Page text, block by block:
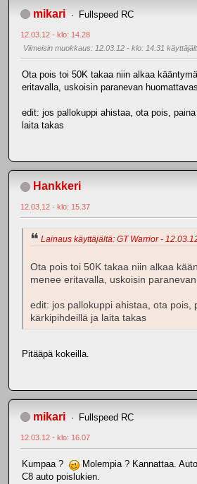
mikari Fullspeed RC
12.03.12 - klo: 14.28
Viimeisin muokkaus: 12.03.12 - klo: 14.31
Ota pois toi 50K takaa niin alkaa
eritavalla, uskoisin paranevan
edit: jos pallokuppi ahistaa, ota pois,
laita takas
Hankkeri
12.03.12 - klo: 15.37
Lainaus käyttäjältä: GT Warrior -
Ota pois toi 50K takaa niin alkaa
menee eritavalla, uskoisin
edit: jos pallokuppi ahistaa, ota pois,
kärkipihdeillä ja laita takas
Pitääpä kokeilla.
mikari Fullspeed RC
12.03.12 - klo: 16.07
Kumpaa ?
Molempia ? Kannattaa.
C8 auto poislukien.